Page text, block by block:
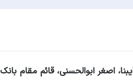
اصغر ابوالحسنی، قائم مقام